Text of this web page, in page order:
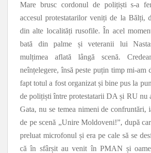
Mare brusc cordonul de polițiști s-a
accesul protestatarilor veniți de la Bălți,
din alte localități rusofile. În acel
bată din palme și veteranii lui
mulțimea aflată lângă scenă.
neînțelegere, însă peste puțin timp mi-am
fapt totul a fost organizat și bine pus la
de polițiști între protestatarii DA și RU nu
Gata, nu se temea nimeni de confruntări,
de pe scenă „Unire Moldoveni!”, după
preluat microfonul și era pe cale să se
că în sfârșit au venit în PMAN și